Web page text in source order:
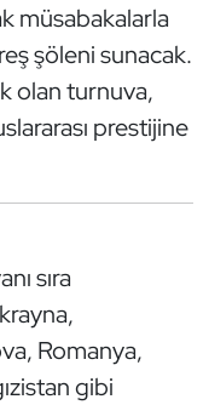
müsabakalarla
şöleni sunacak.
olan turnuva,
prestijine
sıra
Romanya,
gibi